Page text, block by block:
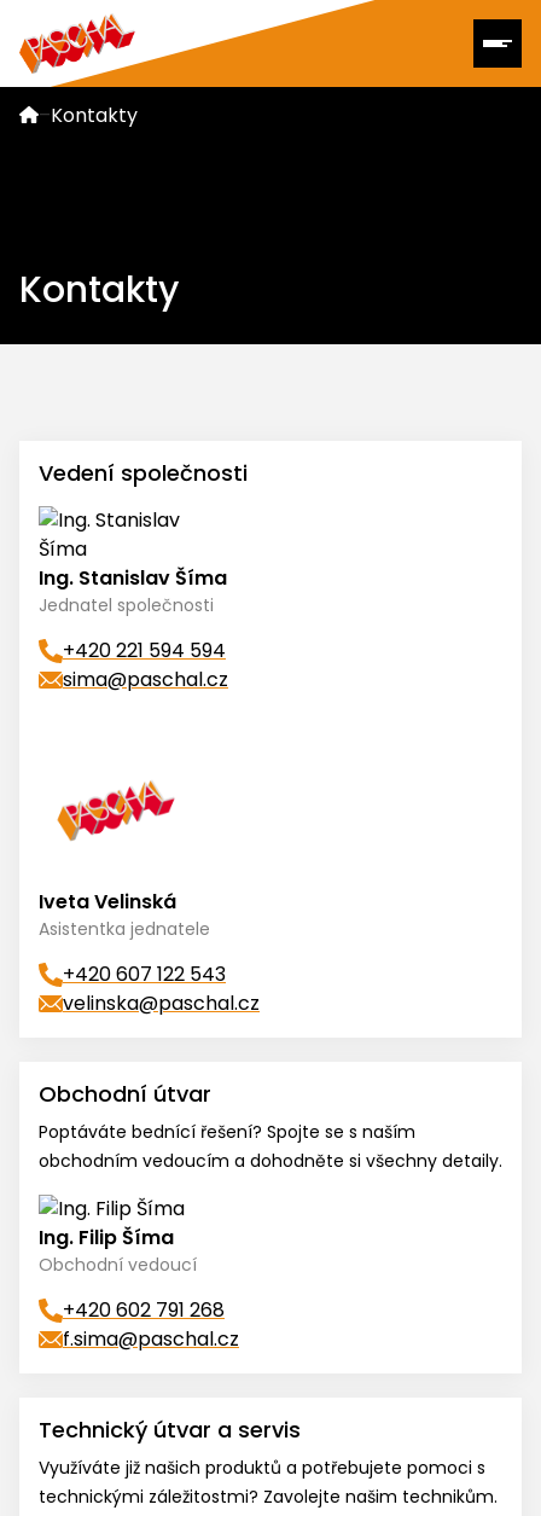
–Kontakty
Kontakty
Vedení společnosti
Ing. Stanislav Šíma
Jednatel společnosti
+420 221 594 594
sima@paschal.cz
Iveta Velinská
Asistentka jednatele
+420 607 122 543
velinska@paschal.cz
Obchodní útvar
Poptáváte bednící řešení? Spojte se s naším
obchodním vedoucím a dohodněte si všechny detaily.
Ing. Filip Šíma
Obchodní vedoucí
+420 602 791 268
f.sima@paschal.cz
Technický útvar a servis
Využíváte již našich produktů a potřebujete pomoci s
technickými záležitostmi? Zavolejte našim technikům.